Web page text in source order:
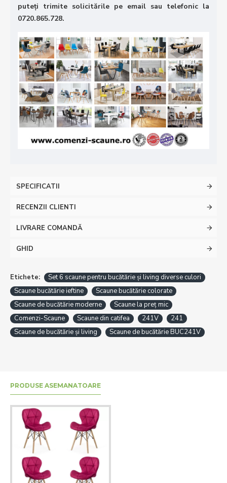
puteți trimite solicitările pe email sau telefonic la
0720.865.728.
SPECIFICATII
RECENZII CLIENTI
LIVRARE COMANDĂ
GHID
Etichete:
Set 6 scaune pentru bucătărie și living diverse culori
Scaune bucătărie ieftine
Scaune bucătărie colorate
Scaune de bucătărie moderne
Scaune la preț mic
Comenzi-Scaune
Scaune din catifea 241V
241
Scaune de bucătărie și living
Scaune de bucătărie BUC241V
PRODUSE ASEMANATOARE